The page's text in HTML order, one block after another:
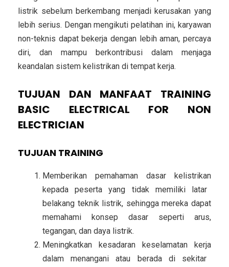
listrik sebelum berkembang menjadi kerusakan yang
lebih serius. Dengan mengikuti pelatihan ini, karyawan
non-teknis dapat bekerja dengan lebih aman, percaya
diri, dan mampu berkontribusi dalam menjaga
keandalan sistem kelistrikan di tempat kerja.
TUJUAN DAN MANFAAT TRAINING
BASIC ELECTRICAL FOR NON
ELECTRICIAN
TUJUAN TRAINING
Memberikan pemahaman dasar kelistrikan
kepada peserta yang tidak memiliki latar
belakang teknik listrik, sehingga mereka dapat
memahami konsep dasar seperti arus,
tegangan, dan daya listrik.
Meningkatkan kesadaran keselamatan kerja
dalam menangani atau berada di sekitar